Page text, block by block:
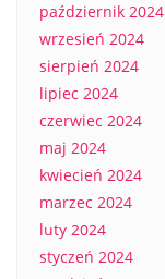
październik 2024
wrzesień 2024
sierpień 2024
lipiec 2024
czerwiec 2024
maj 2024
kwiecień 2024
marzec 2024
luty 2024
styczeń 2024